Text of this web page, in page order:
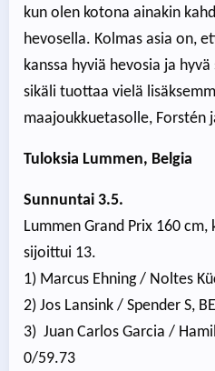
kun olen kotona ainakin
hevosella. Kolmas asia on,
kanssa hyviä hevosia ja
sikäli tuottaa vielä
maajoukkuetasolle, Forstén
Tuloksia Lummen, Belgia
Sunnuntai 3.5.
Lummen Grand Prix 160
sijoittui 13.
1) Marcus Ehning / Noltes
2) Jos Lansink / Spender S,
3) Juan Carlos Garcia /
0/59.73